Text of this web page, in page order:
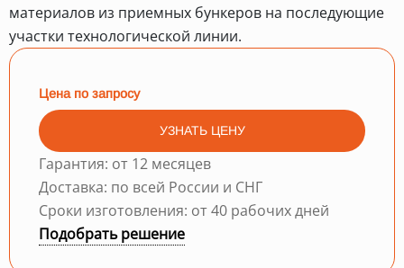
материалов из приемных бункеров на последующие
участки технологической линии.
Цена по запросу
УЗНАТЬ ЦЕНУ
Гарантия: от 12 месяцев
Доставка: по всей России и СНГ
Сроки изготовления: от 40 рабочих дней
Подобрать решение